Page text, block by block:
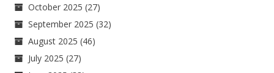
October 2025 (27)
September 2025 (32)
August 2025 (46)
July 2025 (27)